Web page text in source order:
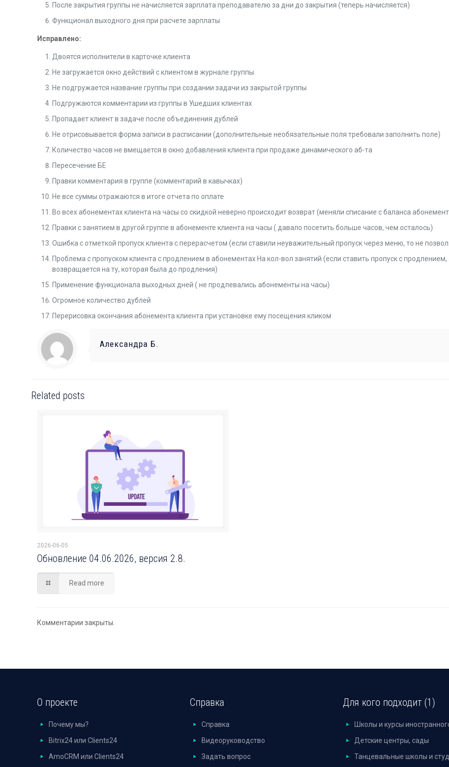
После закрытия группы не начисляется зарплата преподавателю за дни до закрытия (теперь начисляется)
Функционал выходного дня при расчете зарплаты
Исправлено:
Двоятся исполнители в карточке клиента
Не загружается окно действий с клиентом в журнале группы
Не подгружается название группы при создании задачи из закрытой группы
Подгружаются комментарии из группы в Ушедших клиентах
Пропадает клиент в задаче после объединения дублей
Не отрисовывается форма записи в расписании (дополнительные необязательные поля требовали заполнить поле)
Количество часов не вмещается в окно добавления клиента при продаже динамического аб-та
Пересечение БЕ
Правки комментария в группе (комментарий в кавычках)
Не все суммы отражаются в итоге отчета по оплате
Во всех абонементах клиента на часы со скидкой неверно происходит возврат (меняли списание с баланса
Правки с занятием в другой группе в абонементе клиента на часы ( давало посетить больше часов, чем осталось)
Ошибка с отметкой пропуск клиента с перерасчетом (если ставили неуважительный пропуск через меню, то не
Проблема с пропуском клиента с продлением в абонементах На кол-вол занятий (если ставить пропуск с
возвращается на ту, которая была до продления)
Применение функционала выходных дней ( не продлевались абонементы на часы)
Огромное количество дублей
Перерисовка окончания абонемента клиента при установке ему посещения кликом
Александра Б.
Related posts
2026-06-05
Обновление 04.06.2026, версия 2.8.
Read more
Комментарии закрыты.
О проекте
Почему мы?
Bitrix24 или Clients24
AmoCRM или Clients24
Справка
Справка
Видеоруководство
Задать вопрос
Для кого подходит (1)
Школы и курсы
Детские центры, сады
Танцевальные школы и